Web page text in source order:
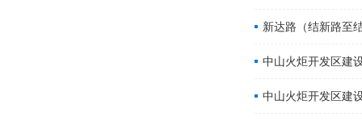
新达路（结新路至
中山火炬开发区建
中山火炬开发区建